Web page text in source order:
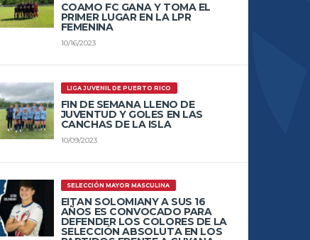
COAMO FC GANA Y TOMA EL
PRIMER LUGAR EN LA LPR
FEMENINA
10/16/2023
LIGA JUVENIL DE PUERTO RICO
FIN DE SEMANA LLENO DE
JUVENTUD Y GOLES EN LAS
CANCHAS DE LA ISLA
10/09/2023
SELECCIÓN MAYOR MASCULINA
EITAN SOLOMIANY A SUS 16
AÑOS ES CONVOCADO PARA
DEFENDER LOS COLORES DE LA
SELECCIÓN ABSOLUTA EN LOS